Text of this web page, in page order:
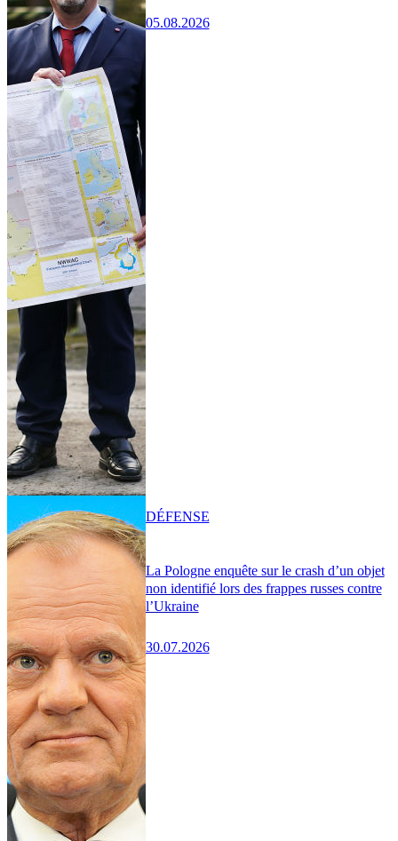
05.08.2026
La Pologne enquête sur le crash d’un objet
non identifié lors des frappes russes contre
l’Ukraine
30.07.2026
DÉFENSE